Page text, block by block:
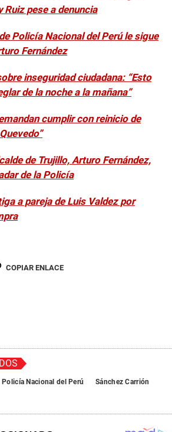
Ruiz pese a denuncia
Policía Nacional del Perú le sigue
Fernández
inseguridad ciudadana: “Esto
de la noche a la mañana”
cumplir con reinicio de
de Trujillo, Arturo Fernández,
de la Policía
a pareja de Luis Valdez por
COPIAR ENLACE
Policía Nacional del Perú
Sánchez Carrión